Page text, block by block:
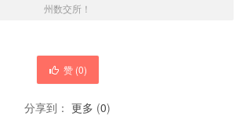
州数交所！
赞 (0)
分享到： 更多 (0)